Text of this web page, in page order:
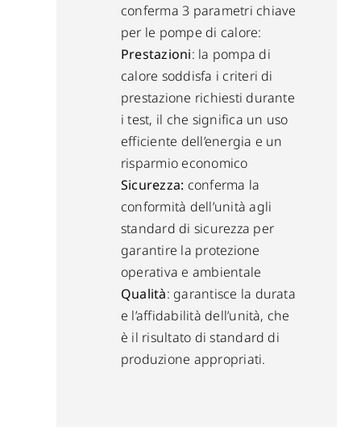
conferma 3 parametri chiave
per le pompe di calore:
Prestazioni: la pompa di
calore soddisfa i criteri di
prestazione richiesti durante
i test, il che significa un uso
efficiente dell’energia e un
risparmio economico
Sicurezza: conferma la
conformità dell’unità agli
standard di sicurezza per
garantire la protezione
operativa e ambientale
Qualità: garantisce la durata
e l’affidabilità dell’unità, che
è il risultato di standard di
produzione appropriati.